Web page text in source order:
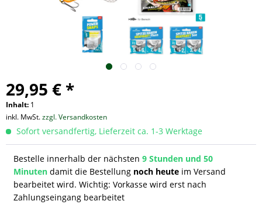
29,95 € *
Inhalt: 1
inkl. MwSt.zzgl. Versandkosten
Sofort versandfertig, Lieferzeit ca. 1-3 Werktage
Bestelle innerhalb der nächsten 9 Stunden und 50
Minuten damit die Bestellung noch heute im Versand
bearbeitet wird. Wichtig: Vorkasse wird erst nach
Zahlungseingang bearbeitet